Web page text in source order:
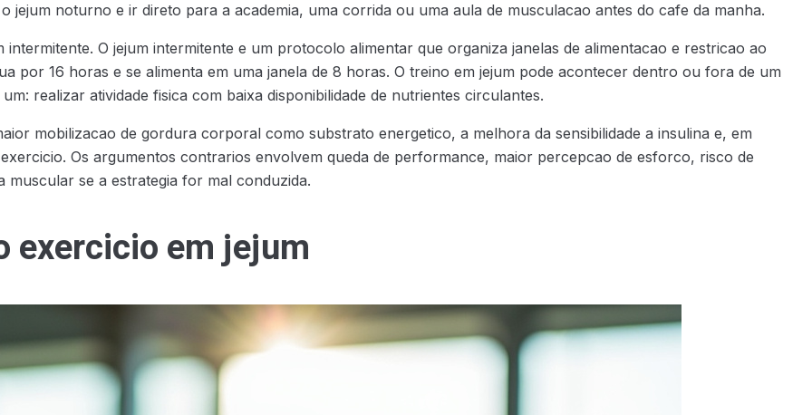
jejum noturno e ir direto para a academia, uma corrida ou uma aula de musculacao antes do cafe da manha.
O jejum intermitente e um protocolo alimentar que organiza janelas de alimentacao e restricao ao
por 16 horas e se alimenta em uma janela de 8 horas. O treino em jejum pode acontecer dentro ou fora de um
realizar atividade fisica com baixa disponibilidade de nutrientes circulantes.
mobilizacao de gordura corporal como substrato energetico, a melhora da sensibilidade a insulina e, em
Os argumentos contrarios envolvem queda de performance, maior percepcao de esforco, risco de
muscular se a estrategia for mal conduzida.
exercicio em jejum